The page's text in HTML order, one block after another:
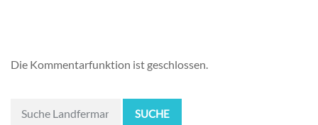
Die Kommentarfunktion ist geschlossen.
SUCHE